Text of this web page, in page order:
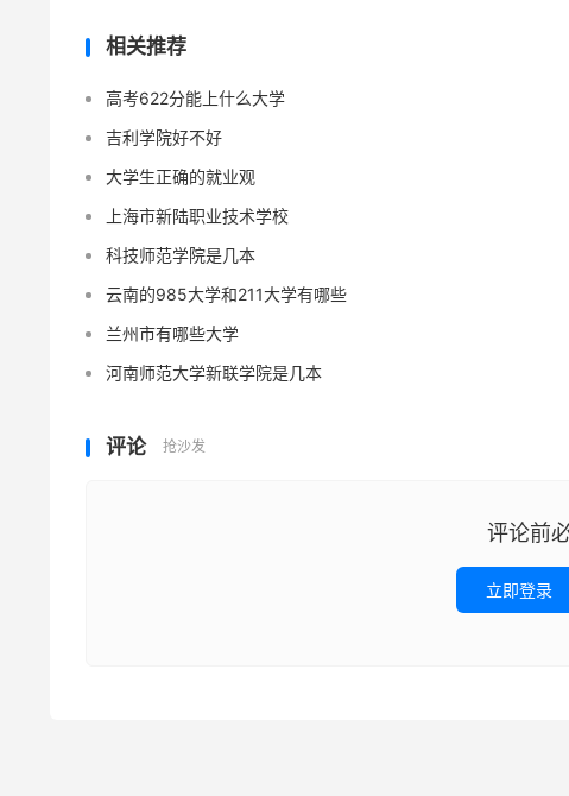
相关推荐
高考622分能上什么大学
吉利学院好不好
大学生正确的就业观
上海市新陆职业技术学校
科技师范学院是几本
云南的985大学和211大学有哪些
兰州市有哪些大学
河南师范大学新联学院是几本
评论 抢沙发
评论前
立即登录